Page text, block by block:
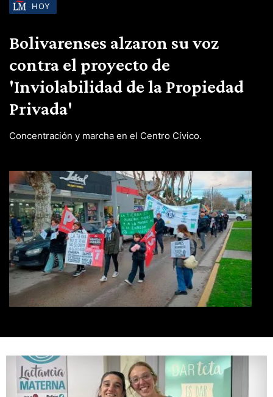
HOY
Bolivarenses alzaron su voz
contra el proyecto de
'Inviolabilidad de la Propiedad
Privada'
Concentración y marcha en el Centro Cívico.